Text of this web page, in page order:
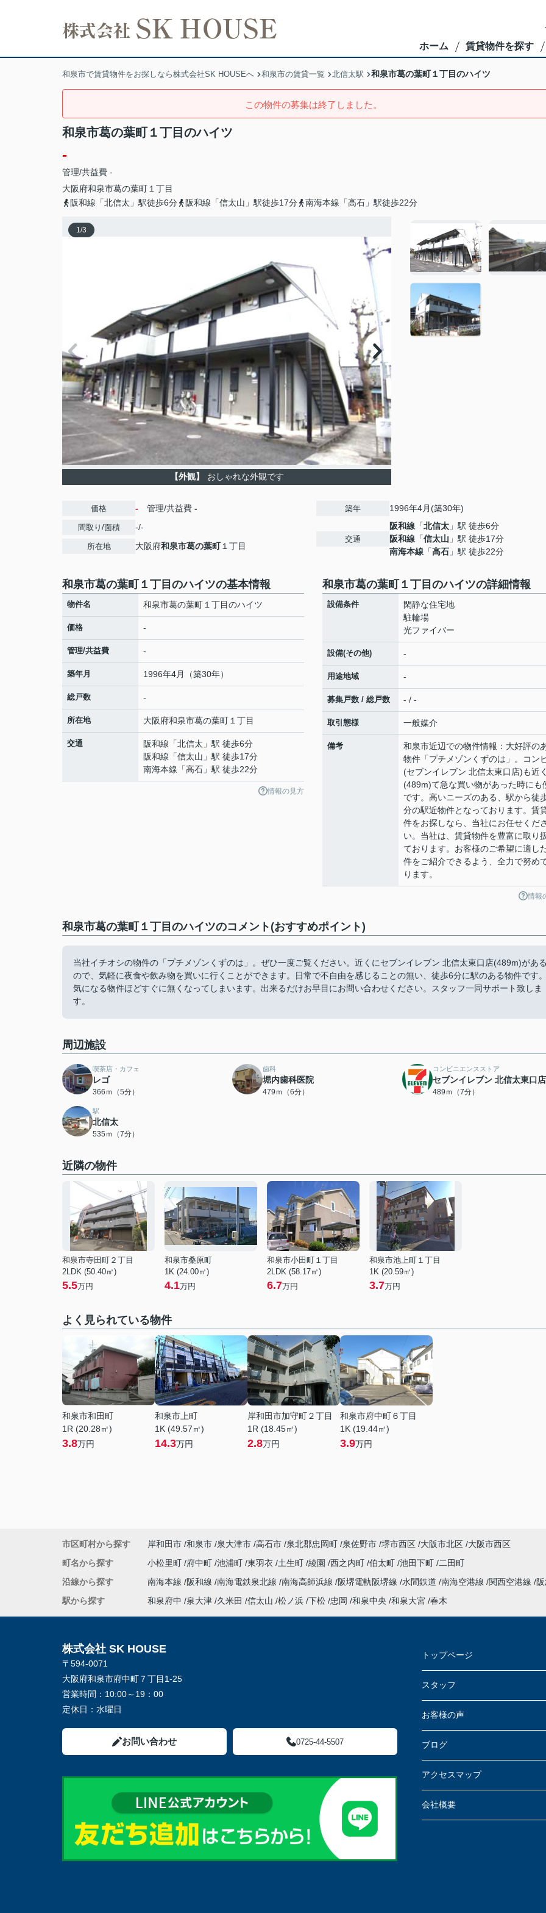
ホーム 賃貸物件を探す
和泉市で賃貸物件をお探しなら株式会社SK HOUSEへ 和泉市の賃貸一覧 北信太駅 和泉市葛の葉町１丁目のハイツ
この物件の募集は終了しました。
和泉市葛の葉町１丁目のハイツ
-
管理/共益費 -
大阪府和泉市葛の葉町 １丁目
阪和線「北信太」駅徒歩6分
阪和線「信太山」駅徒歩17分 南海本線「高石」駅徒歩22分
1/3
【外観】 おしゃれな外観です
価格 - 管理/共益費 -
間取り/面積 -/-
所在地 大阪府和泉市葛の葉町１丁目
築年 1996年4月(築30年)
交通
阪和線 「北信太 」駅 徒歩6分
阪和線 「信太山 」駅 徒歩17分
南海本線 「高石 」駅 徒歩22分
和泉市葛の葉町１丁目のハイツの基本情報
物件名 和泉市葛の葉町１丁目のハイツ
価格 -
管理/共益費 -
築年月 1996年4月（築30年）
総戸数 -
所在地 大阪府和泉市葛の葉町 １丁目
交通 阪和線 「北信太 」駅 徒歩6分
阪和線 「信太山 」駅 徒歩17分
南海本線 「高石 」駅 徒歩22分
情報の見方
和泉市葛の葉町１丁目のハイツの詳細情報
設備条件
閑静な住宅地
駐輪場
光ファイバー
設備(その他) -
用途地域 -
募集戸数 / 総戸数 - / -
取引態様 一般媒介
備考
和泉市近辺での物件情報：大好評の
物件「プチメゾンくずのは」。コン
(セブンイレブン 北信太東口店)も近く
(489m)て急な買い物があった時にも
です。高いニーズのある、駅から徒
分の駅近物件となっております。賃
件をお探しなら、当社にお任せくださ
い。当社は、賃貸物件を豊富に取り
ております。お客様のご希望に適し
件をご紹介できるよう、全力で努め
ります。
情報
和泉市葛の葉町１丁目のハイツのコメント(おすすめポイント)
当社イチオシの物件の「プチメゾンくずのは」。ぜひ一度ご覧ください。近くにセブンイレブン 北信太東口店(489m)がある
ので、気軽に夜食や飲み物を買いに行くことができます。日常で不自由を感じることの無い、徒歩6分に駅のある物件です。
気になる物件ほどすぐに無くなってしまいます。出来るだけお早目にお問い合わせください。スタッフ一同サポート致しま
す。
周辺施設
喫茶店・カフェ
レゴ
366ｍ（5分）
歯科
堀内歯科医院
479ｍ（6分）
コンビニエンスストア
セブンイレブン 北信太東口店
489ｍ（7分）
駅
北信太
535ｍ（7分）
近隣の物件
和泉市寺田町２丁目
2LDK (50.40㎡)
5.5万円
和泉市桑原町
1K (24.00㎡)
4.1万円
和泉市小田町１丁目
2LDK (58.17㎡)
6.7万円
和泉市池上町１丁目
1K (20.59㎡)
3.7万円
よく見られている物件
和泉市和田町
1R (20.28㎡)
3.8万円
和泉市上町
1K (49.57㎡)
14.3万円
岸和田市加守町２丁目
1R (18.45㎡)
2.8万円
和泉市府中町６丁目
1K (19.44㎡)
3.9万円
市区町村から探す 岸和田市 和泉市 泉大津市 高石市 泉北郡忠岡町 泉佐野市 堺市西区 大阪市北区 大阪市西区
町名から探す
小松里町 府中町 池浦町 東羽衣 土生町 綾園 西之内町 伯太町 池田下町
二田町
沿線から探す
南海本線 阪和線 南海電鉄泉北線 南海高師浜線 阪堺電軌阪堺線 水間鉄道 南海空港線 関西空港線
駅から探す
和泉府中 泉大津 久米田 信太山 松ノ浜 下松 忠岡 和泉中央 和泉大宮 春木
株式会社 SK HOUSE
〒594-0071
大阪府和泉市府中町７丁目1-25
営業時間： 10:00～19：00
定休日： 水曜日
お問い合わせ 0725-44-5507
トップページ
スタッフ
お客様の声
ブログ
アクセスマップ
会社概要